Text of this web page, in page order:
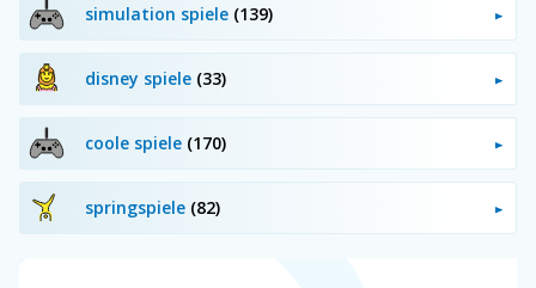
simulation spiele (139)
disney spiele (33)
coole spiele (170)
springspiele (82)